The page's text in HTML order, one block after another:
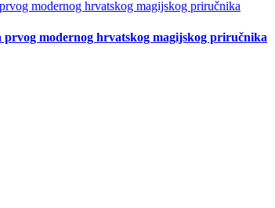
modernog hrvatskog magijskog priručnika